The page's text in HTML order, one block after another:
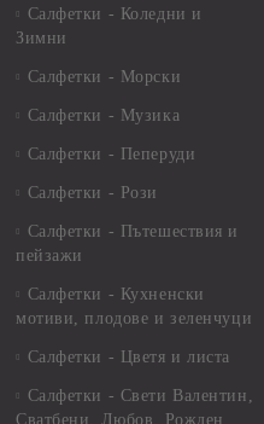
Салфетки - Коледни и
Зимни
Салфетки - Морски
Салфетки - Музика
Салфетки - Пеперуди
Салфетки - Рози
Салфетки - Пътешествия и
пейзажи
Салфетки - Кухненски
мотиви, плодове и зеленчуци
Салфетки - Цветя и листа
Салфетки - Свети Валентин,
Сватбени, Любов, Рожден